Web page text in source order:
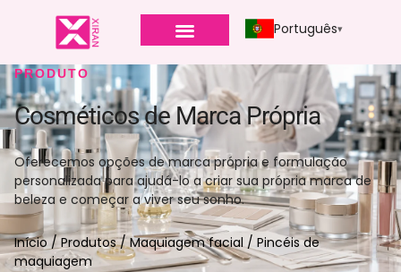
Português
PRODUTO
Cosméticos de Marca Própria
Oferecemos opções de marca própria e formulação
personalizada para ajudá-lo a criar sua própria marca de
beleza e começar a viver seu sonho.
Início/ Produtos/Maquiagem facial/ Pincéis de
maquiagem